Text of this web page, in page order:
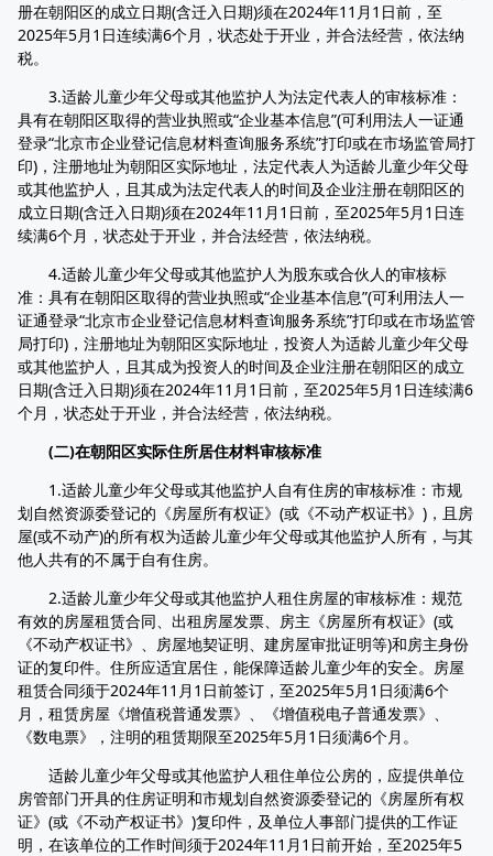
册在朝阳区的成立日期(含迁入日期)须在2024年11月1日前，至
2025年5月1日连续满6个月，状态处于开业，并合法经营，依法纳
税。
3.适龄儿童少年父母或其他监护人为法定代表人的审核标准：
具有在朝阳区取得的营业执照或“企业基本信息”(可利用法人一证通
登录“北京市企业登记信息材料查询服务系统”打印或在市场监管局打
印)，注册地址为朝阳区实际地址，法定代表人为适龄儿童少年父母
或其他监护人，且其成为法定代表人的时间及企业注册在朝阳区的
成立日期(含迁入日期)须在2024年11月1日前，至2025年5月1日连
续满6个月，状态处于开业，并合法经营，依法纳税。
4.适龄儿童少年父母或其他监护人为股东或合伙人的审核标
准：具有在朝阳区取得的营业执照或“企业基本信息”(可利用法人一
证通登录“北京市企业登记信息材料查询服务系统”打印或在市场监管
局打印)，注册地址为朝阳区实际地址，投资人为适龄儿童少年父母
或其他监护人，且其成为投资人的时间及企业注册在朝阳区的成立
日期(含迁入日期)须在2024年11月1日前，至2025年5月1日连续满6
个月，状态处于开业，并合法经营，依法纳税。
(二)在朝阳区实际住所居住材料审核标准
1.适龄儿童少年父母或其他监护人自有住房的审核标准：市规
划自然资源委登记的《房屋所有权证》(或《不动产权证书》)，且房
屋(或不动产)的所有权为适龄儿童少年父母或其他监护人所有，与其
他人共有的不属于自有住房。
2.适龄儿童少年父母或其他监护人租住房屋的审核标准：规范
有效的房屋租赁合同、出租房屋发票、房主《房屋所有权证》(或
《不动产权证书》、房屋地契证明、建房屋审批证明等)和房主身份
证的复印件。住所应适宜居住，能保障适龄儿童少年的安全。房屋
租赁合同须于2024年11月1日前签订，至2025年5月1日须满6个
月，租赁房屋《增值税普通发票》、《增值税电子普通发票》、
《数电票》，注明的租赁期限至2025年5月1日须满6个月。
适龄儿童少年父母或其他监护人租住单位公房的，应提供单位
房管部门开具的住房证明和市规划自然资源委登记的《房屋所有权
证》(或《不动产权证书》)复印件，及单位人事部门提供的工作证
明，在该单位的工作时间须于2024年11月1日前开始，至2025年5